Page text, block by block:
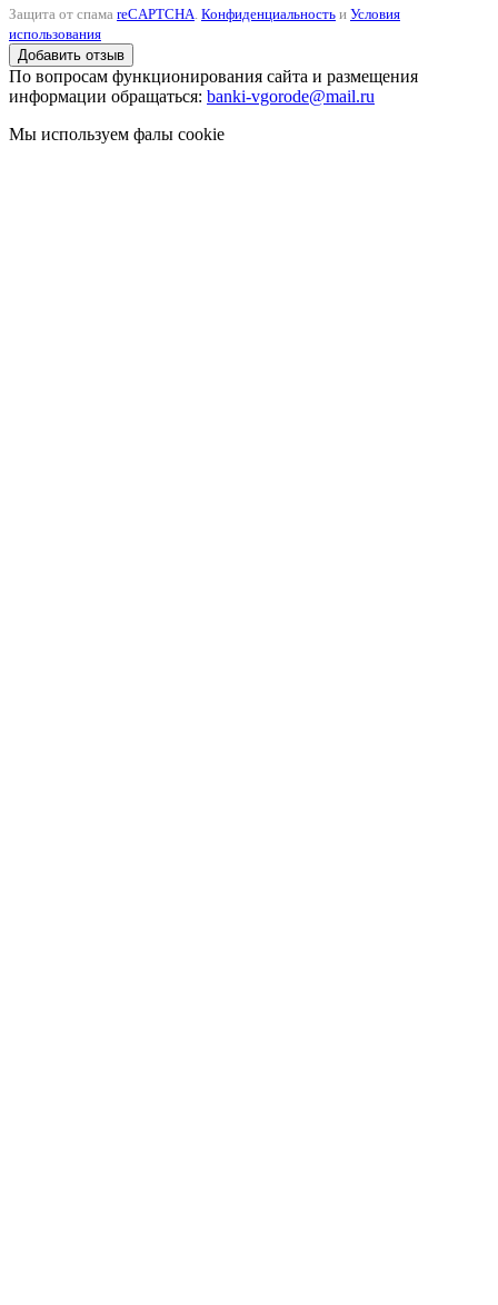
Защита от спама reCAPTCHA Конфиденциальность и Условия
использования
По вопросам функционирования сайта и размещения
информации обращаться: banki-vgorode@mail.ru
Мы используем фалы cookie